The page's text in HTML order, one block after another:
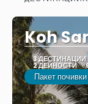
Koh
3 ДЕСТИНАЦИИ
2 ДЕЙНОСТИ
Пакет почивки